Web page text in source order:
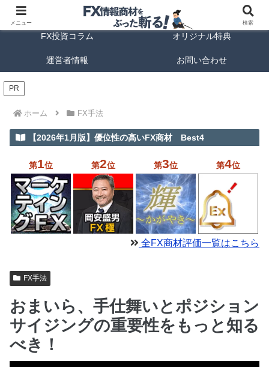
FX商材ランキング FX手法解説
FX投資コラム オリジナル特典
運営者情報 お問い合わせ
PR
ホーム FX手法
【2026年1月版】優位性の高いFX商材 Best4
第1位 第2位 第3位 第4位
全FX商材評価一覧はこちら
FX手法
おまいら、手仕舞いとポジション
サイジングの重要性をもっと知る
べき！
メニュー 検索